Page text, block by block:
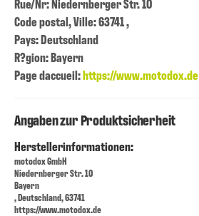
Rue/Nr: Niedernberger Str. 10
Code postal, Ville: 63741 ,
Pays: Deutschland
R?gion: Bayern
Page daccueil:https://www.motodox.de
Angaben zur Produktsicherheit
Herstellerinformationen:
motodox GmbH
Niedernberger Str. 10
Bayern
, Deutschland, 63741
https://www.motodox.de